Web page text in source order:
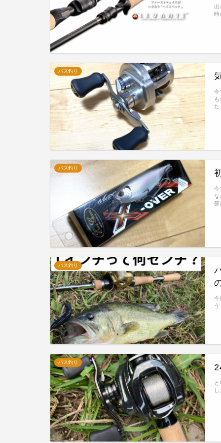
出
時
バス釣り
今
バス釣り
今
節
バス釣り
今
バス釣り